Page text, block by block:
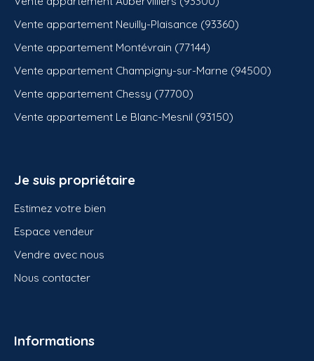
Vente appartement Neuilly-Plaisance (93360)
Vente appartement Montévrain (77144)
Vente appartement Champigny-sur-Marne (94500)
Vente appartement Chessy (77700)
Vente appartement Le Blanc-Mesnil (93150)
Je suis propriétaire
Estimez votre bien
Espace vendeur
Vendre avec nous
Nous contacter
Informations